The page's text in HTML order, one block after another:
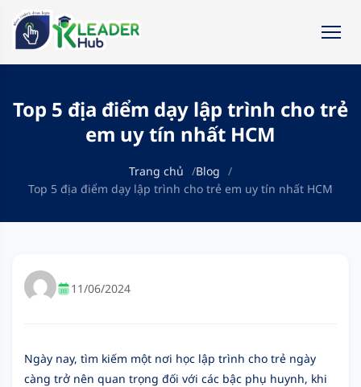
Top 5 địa điểm dạy lập trình cho trẻ
em uy tín nhất HCM
Trang chủ
Blog
Top 5 địa điểm dạy lập trình cho trẻ em uy tín nhất HCM
11/06/2024
Ngày nay, tìm kiếm một nơi học lập trình cho trẻ ngày
càng trở nên quan trọng đối với các bậc phụ huynh, khi